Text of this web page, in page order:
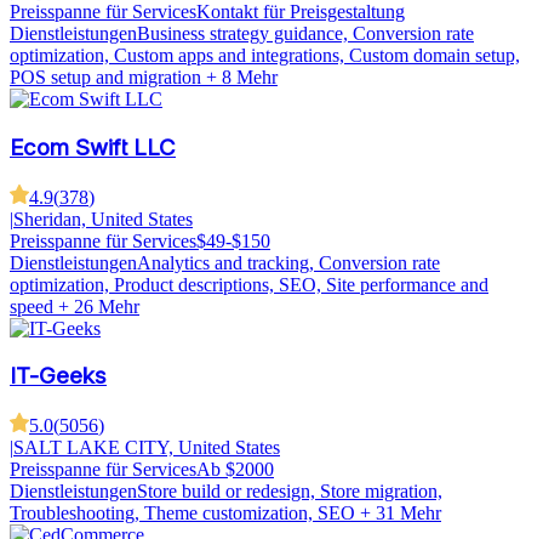
Preisspanne für ServicesKontakt für Preisgestaltung
DienstleistungenBusiness strategy guidance, Conversion rate
optimization, Custom apps and integrations, Custom domain setup,
POS setup and migration + 8 Mehr
Ecom Swift LLC
4.9(378)
|Sheridan, United States
Preisspanne für Services$49-$150
DienstleistungenAnalytics and tracking, Conversion rate
optimization, Product descriptions, SEO, Site performance and
speed + 26 Mehr
IT-Geeks
5.0(5056)
|SALT LAKE CITY, United States
Preisspanne für ServicesAb $2000
DienstleistungenStore build or redesign, Store migration,
Troubleshooting, Theme customization, SEO + 31 Mehr